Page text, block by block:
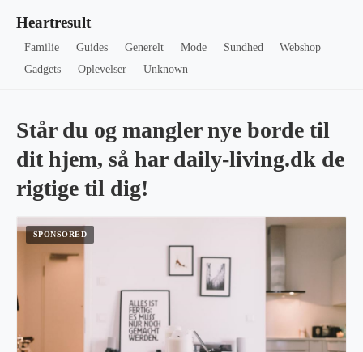
Heartresult
Familie Guides Generelt Mode Sundhed
Webshop
Gadgets
Oplevelser Unknown
Står du og mangler nye borde til
dit hjem, så har daily-living.dk de
rigtige til dig!